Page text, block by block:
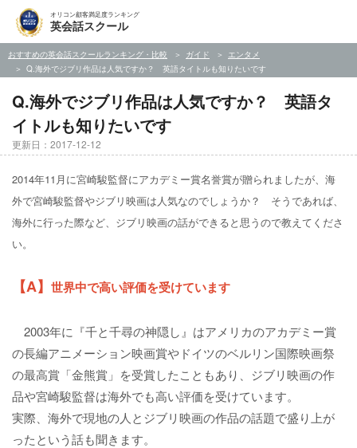
オリコン顧客満足度ランキング
英会話スクール
おすすめの英会話スクールランキング・比較 ガイド
エンタメ
Q.海外でジブリ作品は人気ですか？ 英語タイトルも知りたいです
Q.海外でジブリ作品は人気ですか？ 英語タ
イトルも知りたいです
更新日：2017-12-12
2014年11月に宮崎駿監督にアカデミー賞名誉賞が贈られましたが、海
外で宮崎駿監督やジブリ映画は人気なのでしょうか？ そうであれば、
海外に行った際など、ジブリ映画の話ができると思うので教えてくださ
い。
【A】 世界中で高い評価を受けています
2003年に『千と千尋の神隠し』はアメリカのアカデミー賞
の長編アニメーション映画賞やドイツのベルリン国際映画祭
の最高賞「金熊賞」を受賞したこともあり、ジブリ映画の作
品や宮崎駿監督は海外でも高い評価を受けています。
実際、海外で現地の人とジブリ映画の作品の話題で盛り上が
ったという話も聞きます。